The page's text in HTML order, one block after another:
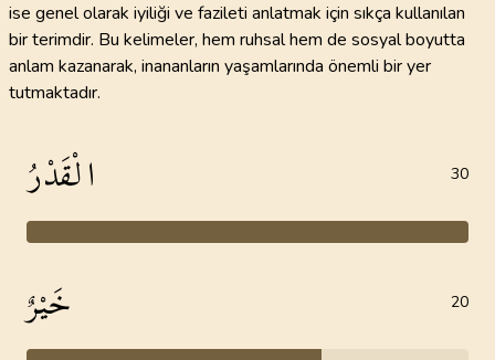
ise genel olarak iyiliği ve fazileti anlatmak için sıkça kullanılan
bir terimdir. Bu kelimeler, hem ruhsal hem de sosyal boyutta
anlam kazanarak, inananların yaşamlarında önemli bir yer
tutmaktadır.
الْقَدْرُ 30
خَيْرٌ 20